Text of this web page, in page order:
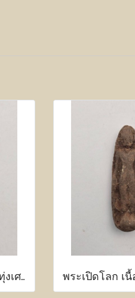
พระเปิดโลก เนื้อดิน กรุทุ่งเศรษฐี กำแพงเพชร